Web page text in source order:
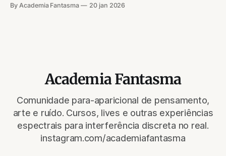
By Academia Fantasma 20 jan 2026
Academia Fantasma
Comunidade para-aparicional de pensamento,
arte e ruído. Cursos, lives e outras experiências
espectrais para interferência discreta no real.
instagram.com/academiafantasma